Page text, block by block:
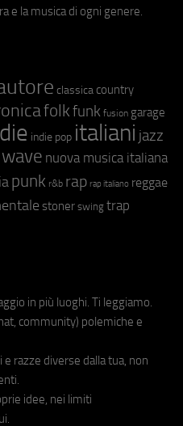
e la musica di ogni genere.
classica country
folkfunk fusion garage
indie pop italiani jazz
nuova musica italiana
punk r&b rap rap italiano reggae
stoner swing trap
in più luoghi. Ti leggiamo.
community) polemiche e
razze diverse dalla tua, non
idee, nei limiti